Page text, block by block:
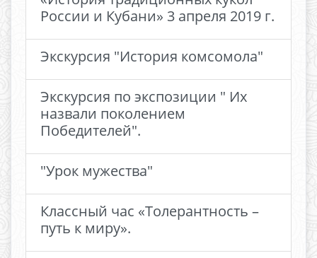
России и Кубани» 3 апреля 2019 г.
Экскурсия "История комсомола"
Экскурсия по экспозиции " Их
назвали поколением
Победителей".
"Урок мужества"
Классный час «Толерантность –
путь к миру».